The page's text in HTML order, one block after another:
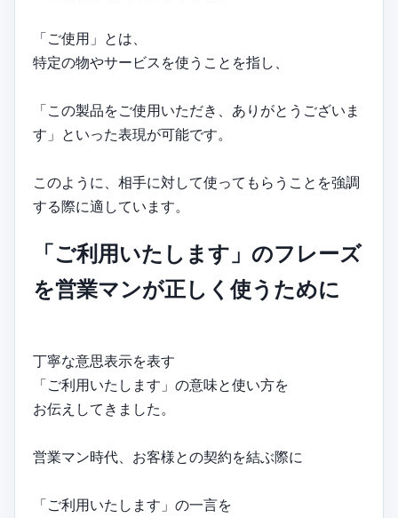
「ご使用」とは、
特定の物やサービスを使うことを指し、
「この製品をご使用いただき、ありがとうございま
す」といった表現が可能です。
このように、相手に対して使ってもらうことを強調
する際に適しています。
「ご利用いたします」のフレーズ
を営業マンが正しく使うために
丁寧な意思表示を表す
「ご利用いたします」の意味と使い方を
お伝えしてきました。
営業マン時代、お客様との契約を結ぶ際に
「ご利用いたします」の一言を